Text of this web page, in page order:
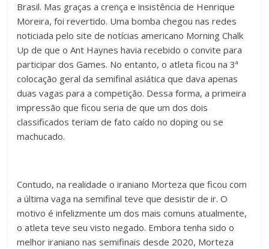
Brasil. Mas graças a crença e insistência de Henrique
Moreira, foi revertido. Uma bomba chegou nas redes
noticiada pelo site de notícias americano Morning Chalk
Up de que o Ant Haynes havia recebido o convite para
participar dos Games. No entanto, o atleta ficou na 3ª
colocação geral da semifinal asiática que dava apenas
duas vagas para a competição. Dessa forma, a primeira
impressão que ficou seria de que um dos dois
classificados teriam de fato caído no doping ou se
machucado.
Contudo, na realidade o iraniano Morteza que ficou com
a última vaga na semifinal teve que desistir de ir. O
motivo é infelizmente um dos mais comuns atualmente,
o atleta teve seu visto negado. Embora tenha sido o
melhor iraniano nas semifinais desde 2020, Morteza